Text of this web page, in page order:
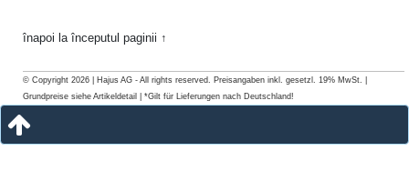
înapoi la începutul paginii ↑
© Copyright 2026 | Hajus AG - All rights reserved. Preisangaben inkl. gesetzl. 19% MwSt. |
Grundpreise siehe Artikeldetail | *Gilt für Lieferungen nach Deutschland!